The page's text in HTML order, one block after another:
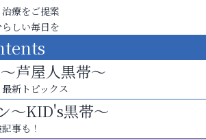
療をご提案
しい毎日を
芦屋人黒帯～
新トピックス
～KID's黒帯～
事も！